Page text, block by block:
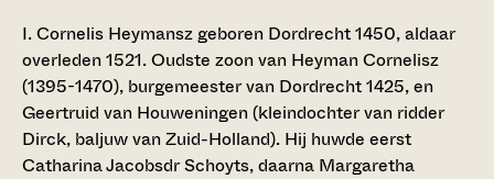
I. Cornelis Heymansz geboren Dordrecht 1450, aldaar
overleden 1521. Oudste zoon van Heyman Cornelisz
(1395-1470), burgemeester van Dordrecht 1425, en
Geertruid van Houweningen (kleindochter van ridder
Dirck, baljuw van Zuid-Holland). Hij huwde eerst
Catharina Jacobsdr Schoyts, daarna Margaretha